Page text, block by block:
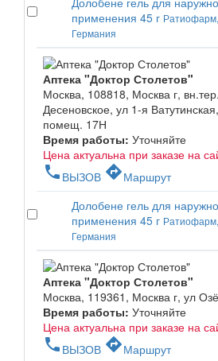
применения 45 г Ратиофарм,
Германия
Аптека "Доктор Столетов"
Москва, 108818, Москва г,
Десеновское, ул 1-я
помещ. 17Н
Время работы: Уточняйте
Цена актуальна при заказе на
phone ВЫЗОВ directionsМаршрут
Долобене гель для
применения 45 г Ратиофарм,
Германия
Аптека "Доктор Столетов"
Москва, 119361, Москва г, ул
Время работы: Уточняйте
Цена актуальна при заказе на
phone ВЫЗОВ directionsМаршрут